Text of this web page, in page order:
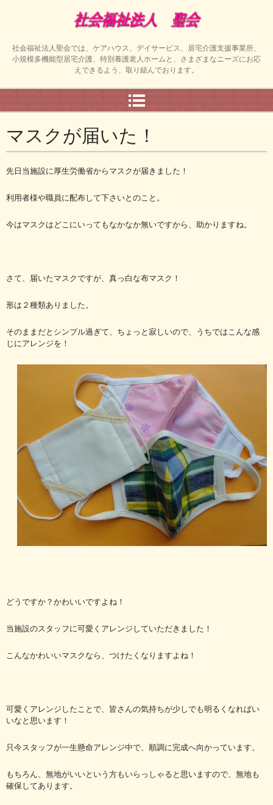
社会福祉法人聖会では、ケアハウス、デイサービス、居宅介護支援事業所、
小規模多機能型居宅介護、特別養護老人ホームと、さまざまなニーズにお応
えできるよう、取り組んでおります。
マスクが届いた！
先日当施設に厚生労働省からマスクが届きました！
利用者様や職員に配布して下さいとのこと。
今はマスクはどこにいってもなかなか無いですから、助かりますね。
さて、届いたマスクですが、真っ白な布マスク！
形は２種類ありました。
そのままだとシンプル過ぎて、ちょっと寂しいので、うちではこんな感
じにアレンジを！
どうですか？かわいいですよね！
当施設のスタッフに可愛くアレンジしていただきました！
こんなかわいいマスクなら、つけたくなりますよね！
可愛くアレンジしたことで、皆さんの気持ちが少しでも明るくなればい
いなと思います！
只今スタッフが一生懸命アレンジ中で、順調に完成へ向かっています。
もちろん、無地がいいという方もいらっしゃると思いますので、無地も
確保してあります。